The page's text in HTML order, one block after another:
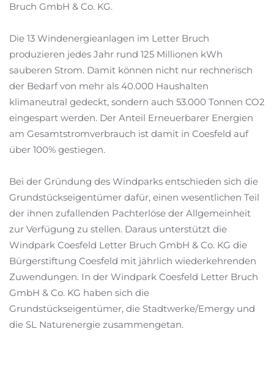
Bruch GmbH & Co. KG.
Die 13 Windenergieanlagen im Letter Bruch
produzieren jedes Jahr rund 125 Millionen kWh
sauberen Strom. Damit können nicht nur rechnerisch
der Bedarf von mehr als 40.000 Haushalten
klimaneutral gedeckt, sondern auch 53.000 Tonnen CO2
eingespart werden. Der Anteil Erneuerbarer Energien
am Gesamtstromverbrauch ist damit in Coesfeld auf
über 100% gestiegen.
Bei der Gründung des Windparks entschieden sich die
Grundstückseigentümer dafür, einen wesentlichen Teil
der ihnen zufallenden Pachterlöse der Allgemeinheit
zur Verfügung zu stellen. Daraus unterstützt die
Windpark Coesfeld Letter Bruch GmbH & Co. KG die
Bürgerstiftung Coesfeld mit jährlich wiederkehrenden
Zuwendungen. In der Windpark Coesfeld Letter Bruch
GmbH & Co. KG haben sich die
Grundstückseigentümer, die Stadtwerke/Emergy und
die SL Naturenergie zusammengetan.